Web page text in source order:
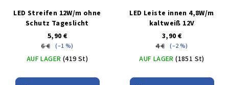
LED Streifen 12W/m ohne
Schutz Tageslicht
5,90 €
6 € (–1 %)
AUF LAGER (419 St)
LED Leiste innen 4,8W/m
kaltweiß 12V
3,90 €
4 € (–2 %)
AUF LAGER(1851 St)